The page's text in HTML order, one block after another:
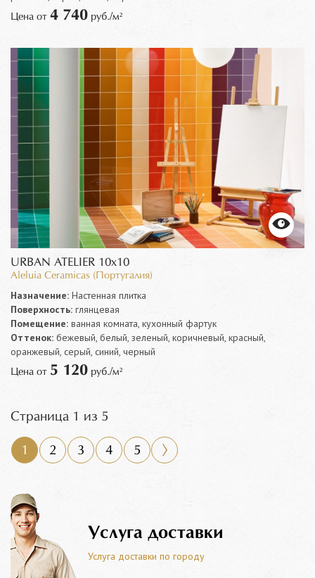
Цена от 4 740 руб./м²
URBAN ATELIER 10x10
Aleluia Ceramicas (Португалия)
Назначение: Настенная плитка
Поверхность: глянцевая
Помещение: ванная комната, кухонный фартук
Оттенок: бежевый, белый, зеленый, коричневый, красный,
оранжевый, серый, синий, черный
Цена от 5 120 руб./м²
Страница 1 из 5
1 2 3 4 5
Услуга доставки
Услуга доставки по городу